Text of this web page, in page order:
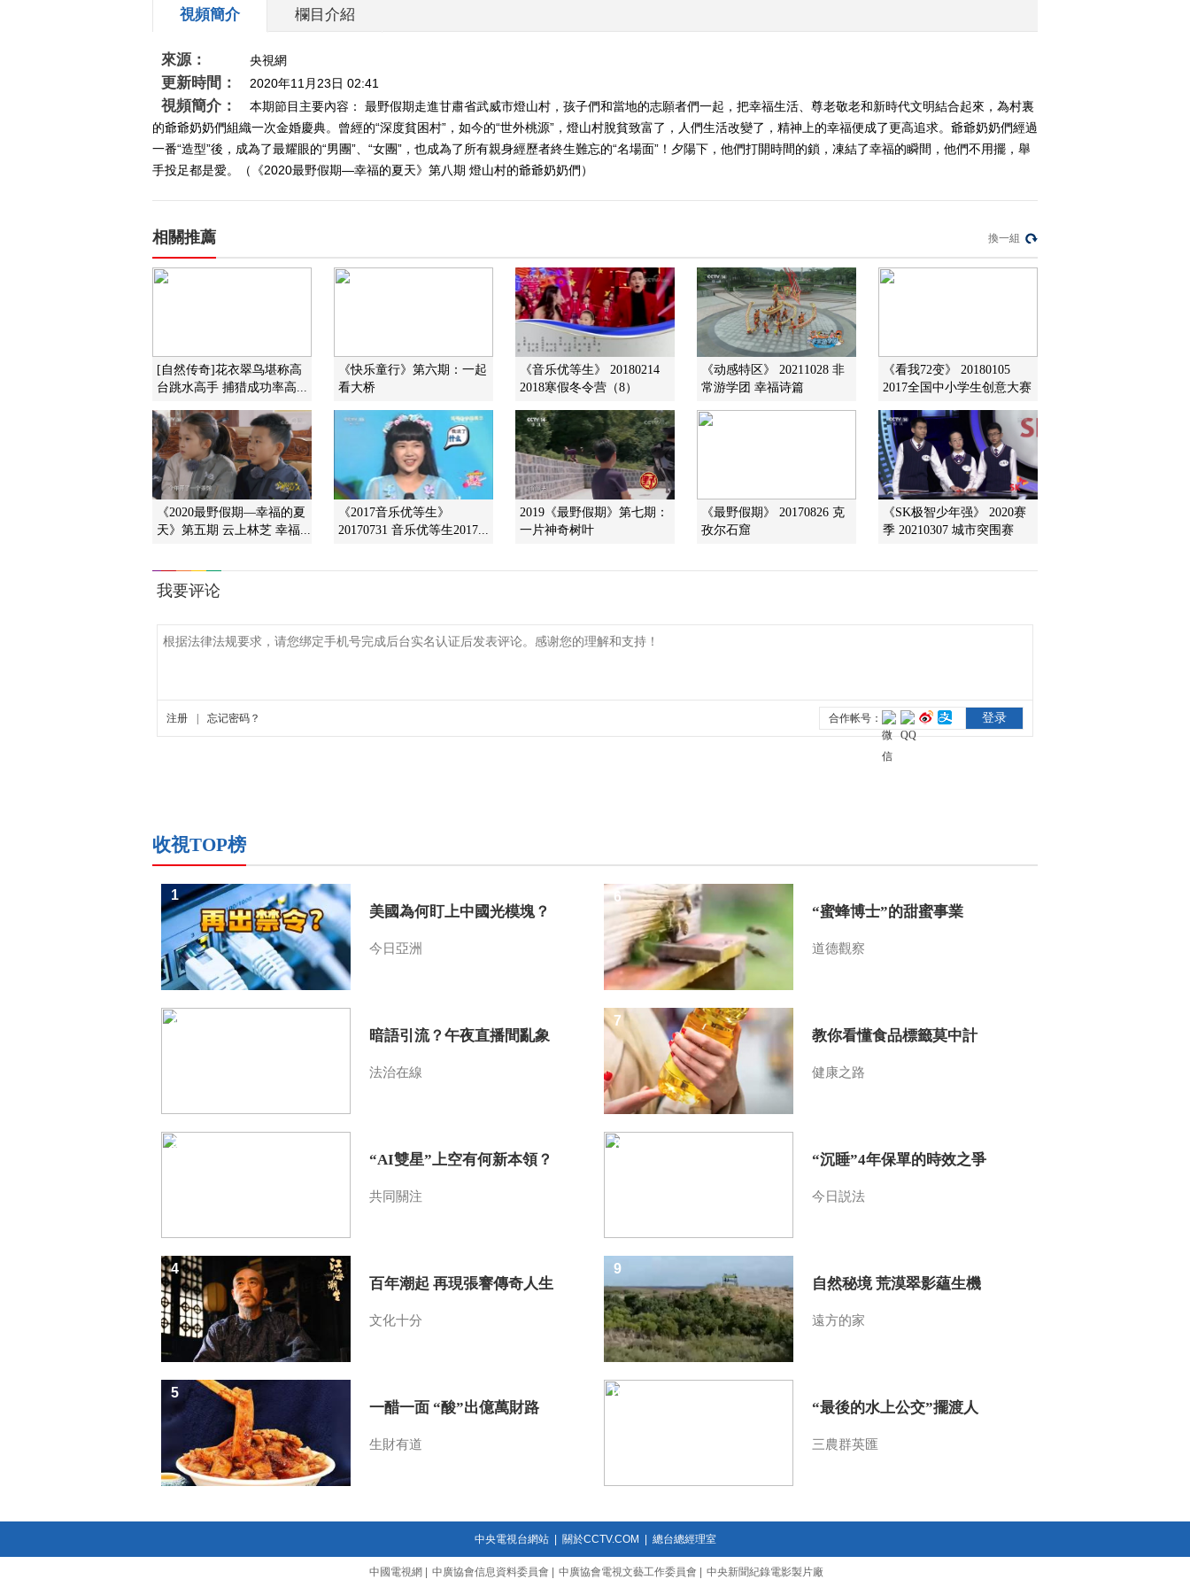
大赛
2020-10-25 21:25:01
《2020最野假期—幸福的
夏天》 第二期 最美滩涂
《2020最野假期—幸福的
夏天》 第一期 赤溪村的
2020-10-02 20:36:18
視頻簡介 欄目介紹
來源： 央視網
更新時間： 2020年11月23日 02:41
視頻簡介：
本期節目主要內容： 最野假期走進甘肅省武威市燈山村，孩子們和當地的志願者們一起，把幸福生活、尊老敬老和新時代文明結合起來，為村裏
的爺爺奶奶們組織一次金婚慶典。曾經的“深度貧困村”，如今的“世外桃源”，燈山村脫貧致富了，人們生活改變了，精神上的幸福便成了更高追求。爺爺奶奶們經過
一番“造型”後，成為了最耀眼的“男團”、“女團”，也成為了所有親身經歷者終生難忘的“名場面”！夕陽下，他們打開時間的鎖，凍結了幸福的瞬間，他們不用擺，舉
手投足都是愛。（《2020最野假期—幸福的夏天》第八期 燈山村的爺爺奶奶們）
相關推薦 換一組
[自然传奇]花衣翠鸟堪称高
台跳水高手 捕猎成功率高...
《快乐童行》第六期：一起
看大桥
《音乐优等生》 20180214
2018寒假冬令营（8）
《动感特区》 20211028 非
常游学团 幸福诗篇
《看我72变》 20180105
2017全国中小学生创意大赛
《2020最野假期—幸福的夏
天》第五期 云上林芝 幸福...
《2017音乐优等生》
20170731 音乐优等生2017...
2019《最野假期》第七期：
一片神奇树叶
《最野假期》 20170826 克
孜尔石窟
《SK极智少年强》 2020赛
季 20210307 城市突围赛
收視TOP榜
美國為何盯上中國光模塊？
今日亞洲
1
暗語引流？午夜直播間亂象
法治在線
2
“AI雙星”上空有何新本領？
共同關注
3
百年潮起 再現張謇傳奇人生
文化十分
4
一醋一面 “酸”出億萬財路
生財有道
5
“蜜蜂博士”的甜蜜事業
道德觀察
6
教你看懂食品標籤莫中計
健康之路
7
“沉睡”4年保單的時效之爭
今日説法
8
自然秘境 荒漠翠影蘊生機
遠方的家
9
“最後的水上公交”擺渡人
三農群英匯
10
中央電視台網站| 關於CCTV.COM 總台總經理室
中國電視網 中廣協會信息資料委員會 中廣協會電視文藝工作委員會 中央新聞紀錄電影製片廠